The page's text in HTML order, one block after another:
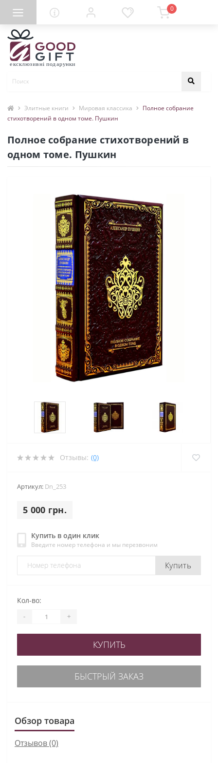
0
Элитные книги Мировая классика
Полное собрание
стихотворений в одном томе. Пушкин
Полное собрание стихотворений в
одном томе. Пушкин
Отзывы: (0)
Артикул: Dn_253
5 000 грн.
Купить в один клик
Введите номер телефона и мы перезвоним
Купить
Кол-во:
- +
КУПИТЬ
БЫСТРЫЙ ЗАКАЗ
Обзор товара
Отзывов (0)